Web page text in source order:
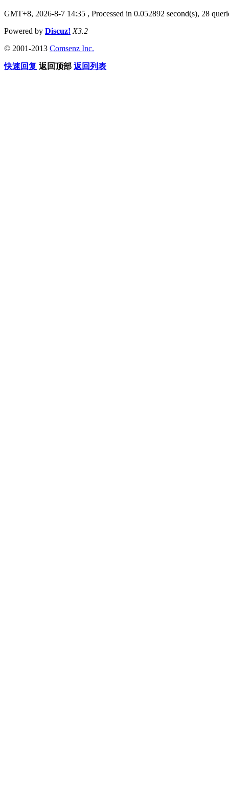
GMT+8, 2026-8-7 14:35 , Processed in 0.052892 second(s), 28
Powered by Discuz! X3.2
© 2001-2013 Comsenz Inc.
快速回复 返回顶部 返回列表